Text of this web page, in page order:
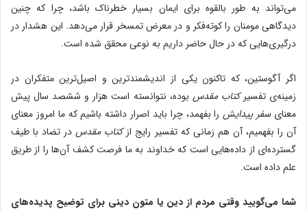
می‌تواند به طور بالقوه برای ایمان بسیار خطرناک باشد، چرا که چنین
دیدگاهی مومنان را کوته‌فکر و در معرض تمسخر قرار می‌دهد. این هشدار در
درگیری‌هایی که در حال حاضر داریم به نوعی محقق شده است.
اگر آگوستین، که تاکنون یکی از اندیشمندترین و اصیل‌ترین متفکران در
زمینه‌ی تفسیرکتاب مقدس بوده، نتوانسته است هزار و ششصد سال پیش
معنای سفر پیدایشرا بفهمد، چرا باید اصرار داشته باشیم که ما امروز معنای
آن را بفهمیم، آن هم زمانی که تفسیر رایج ازکتاب مقدسدر تضاد با طیف
گسترده‌ای از داده‌هایی است که خداوند به ما فرصت کشف آن‌ها را از طریق
علم داده است.
شما می‌گویید وقتی مردم از دین یا متون دینی برای توضیح پدیده‌های